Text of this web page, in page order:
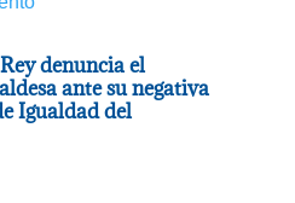
denuncia el
ante su negativa
Igualdad del